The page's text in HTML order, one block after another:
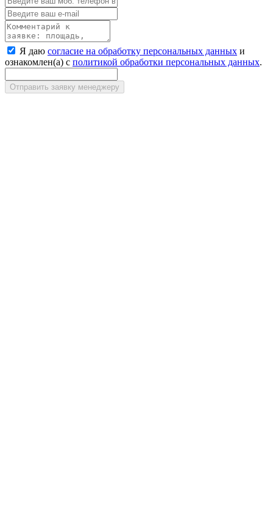
Я даю согласие на обработку персональных данных и
ознакомлен(а) с политикой обработки персональных данных.
Отправить заявку менеджеру